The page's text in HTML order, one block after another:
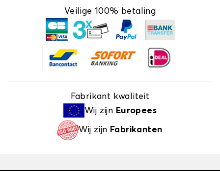
Veilige 100% betaling
Fabrikant kwaliteit
Wij zijn Europees
Wij zijn Fabrikanten